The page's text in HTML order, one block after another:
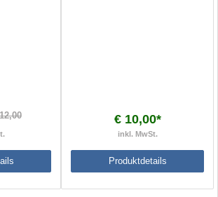
€ 10,00*
inkl. MwSt.
Produktdetails